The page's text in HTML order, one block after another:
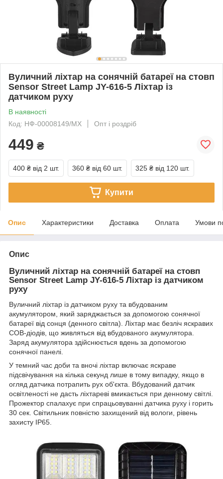
Вуличний ліхтар на сонячній батареї на стовп
Sensor Street Lamp JY-616-5 Ліхтар із
датчиком руху
В наявності
Код: НФ-00008149/MX
Опт і роздріб
449 ₴
400 ₴ від 2 шт. 360 ₴ від 60 шт. 325 ₴ від 120 шт.
Купити
Опис Характеристики Доставка Оплата Умови
Опис
Вуличний ліхтар на сонячній батареї на стовп
Sensor Street Lamp JY-616-5 Ліхтар із датчиком
руху
Вуличний ліхтар із датчиком руху та вбудованим
акумулятором, який заряджається за допомогою сонячної
батареї від сонця (денного світла). Ліхтар має безліч яскравих
COB-діодів, що живляться від вбудованого акумулятора.
Заряд акумулятора здійснюється вдень за допомогою
сонячної панелі.
У темний час доби та вночі ліхтар включає яскраве
підсвічування на кілька секунд лише в тому випадку, якщо в
огляд датчика потрапить рух об'єкта. Вбудований датчик
освітленості не дасть ліхтареві вмикається при денному світлі.
Прожектор спалахує при спрацьовуванні датчика руху і горить
30 сек. Світильник повністю захищений від вологи, рівень
захисту IP65.